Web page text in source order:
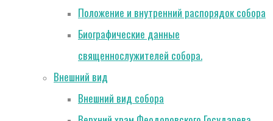
Положение и внутренний распорядок собора
Биографические данные
священнослужителей собора.
Внешний вид
Внешний вид собора